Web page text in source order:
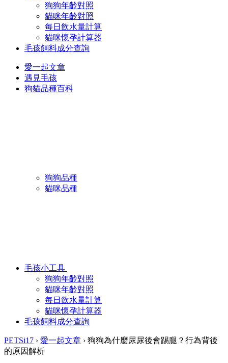
狗狗年齡對照
貓咪年齡對照
每日飲水量計算
貓咪懷孕計算器
毛孩飼料成分查詢
愛一起文章
遇見毛孩
狗貓品種百科
狗狗品種
貓咪品種
毛孩小工具
狗狗年齡對照
貓咪年齡對照
每日飲水量計算
貓咪懷孕計算器
毛孩飼料成分查詢
PETSi17 › 愛一起文章 › 狗狗為什麼尿尿後會踢腿？行為背後
的原因解析